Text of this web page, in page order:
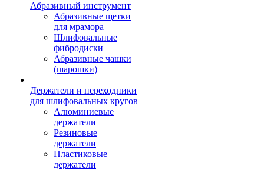
Абразивный инструмент
Абразивные щетки
для мрамора
Шлифовальные
фибродиски
Абразивные чашки
(шарошки)
Держатели и переходники
для шлифовальных кругов
Алюминиевые
держатели
Резиновые
держатели
Пластиковые
держатели